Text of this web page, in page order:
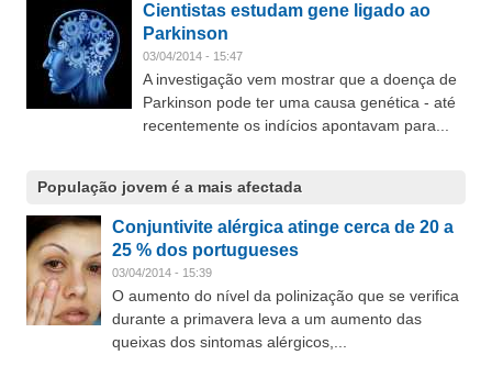
Cientistas estudam gene ligado ao
Parkinson
03/04/2014 - 15:47
A investigação vem mostrar que a doença de
Parkinson pode ter uma causa genética - até
recentemente os indícios apontavam para...
População jovem é a mais afectada
Conjuntivite alérgica atinge cerca de 20 a
25 % dos portugueses
03/04/2014 - 15:39
O aumento do nível da polinização que se verifica
durante a primavera leva a um aumento das
queixas dos sintomas alérgicos,...